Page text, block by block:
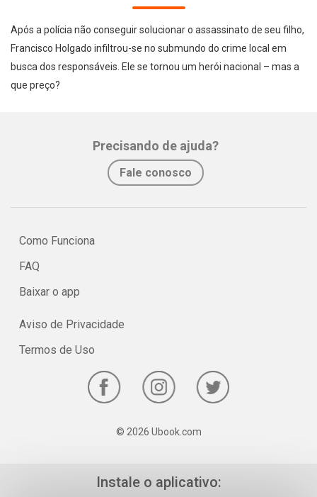
Após a polícia não conseguir solucionar o assassinato de seu filho,
Francisco Holgado infiltrou-se no submundo do crime local em
busca dos responsáveis. Ele se tornou um herói nacional – mas a
que preço?
Precisando de ajuda?
Fale conosco
Como Funciona
FAQ
Baixar o app
Aviso de Privacidade
Termos de Uso
© 2026 Ubook.com
Instale o aplicativo: